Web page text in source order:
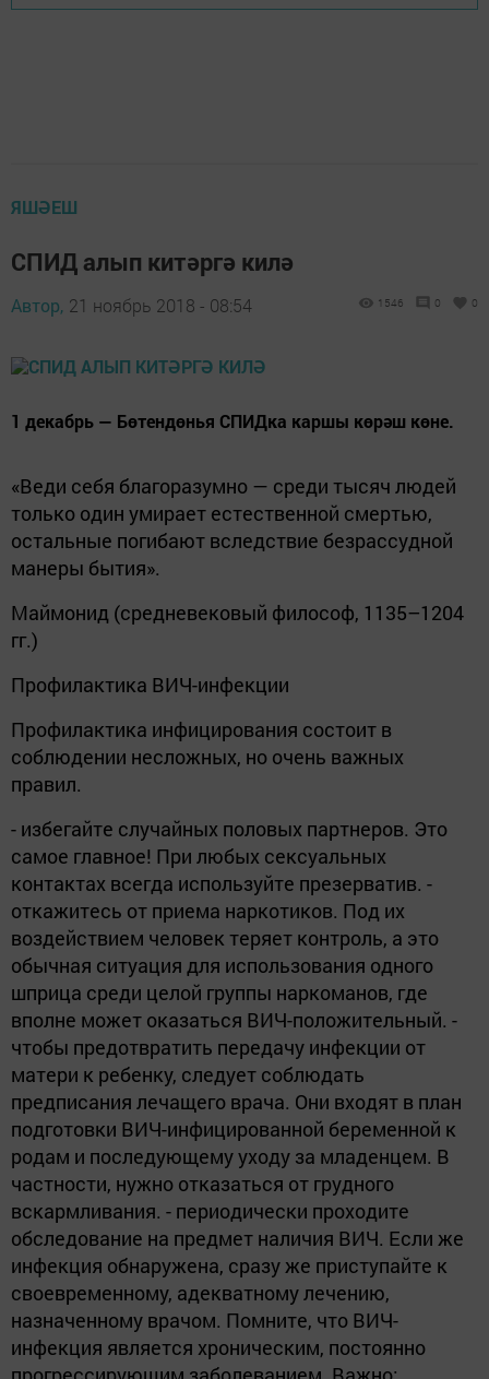
ЯШӘЕШ
СПИД алып китәргә килә
Автор, 21 ноябрь 2018 - 08:54 1546 0 0
1 декабрь — Бөтендөнья СПИДка каршы көрәш көне.
«Веди себя благоразумно — среди тысяч людей
только один умирает естественной смертью,
остальные погибают вследствие безрассудной
манеры бытия».
Маймонид (средневековый философ, 1135–1204
гг.)
Профилактика ВИЧ-инфекции
Профилактика инфицирования состоит в
соблюдении несложных, но очень важных
правил.
- избегайте случайных половых партнеров. Это
самое главное! При любых сексуальных
контактах всегда используйте презерватив. -
откажитесь от приема наркотиков. Под их
воздействием человек теряет контроль, а это
обычная ситуация для использования одного
шприца среди целой группы наркоманов, где
вполне может оказаться ВИЧ-положительный. -
чтобы предотвратить передачу инфекции от
матери к ребенку, следует соблюдать
предписания лечащего врача. Они входят в план
подготовки ВИЧ-инфицированной беременной к
родам и последующему уходу за младенцем. В
частности, нужно отказаться от грудного
вскармливания. - периодически проходите
обследование на предмет наличия ВИЧ. Если же
инфекция обнаружена, сразу же приступайте к
своевременному, адекватному лечению,
назначенному врачом. Помните, что ВИЧ-
инфекция является хроническим, постоянно